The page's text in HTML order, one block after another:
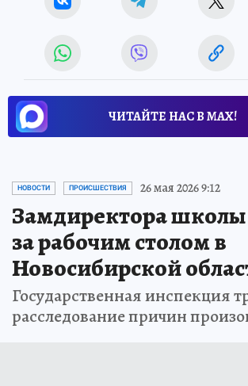
ЧИТАЙТЕ НАС В МАХ!
НОВОСТИ ПРОИСШЕСТВИЯ 26 мая 2026 9:12
Замдиректора
за рабочим столом в
Новосибирской
Государственная инспекция
расследование причин